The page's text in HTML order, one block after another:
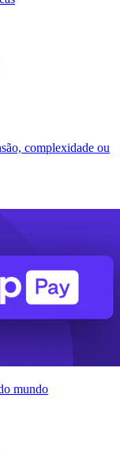
complexidade ou
mundo